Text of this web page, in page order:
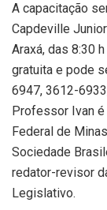
A capacitação
Capdeville
Araxá, das 8:30
gratuita e pode
6947, 3612-
Professor Ivan
Federal de
Sociedade
redator-revisor
Legislativo.